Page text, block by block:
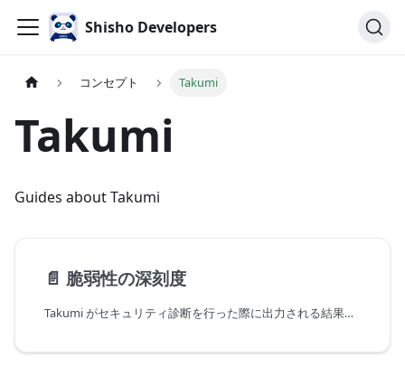
Shisho Developers
コンセプト Takumi
Takumi
Guides about Takumi
📄️ 脆弱性の深刻度
Takumi がセキュリティ診断を行った際に出力される結果のレポートには脆弱性の一覧が含まれています（チャット経由の依頼、Active Takumi 等全てのセキュリティ診断を含む）。各脆弱性は深刻度が判定され、その深刻度は以下5つの階層に分類されます。